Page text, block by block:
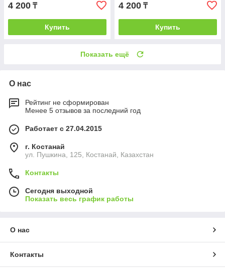
4 200 ₸
Купить
4 200 ₸
Купить
Показать ещё
О нас
Рейтинг не сформирован
Менее 5 отзывов за последний год
Работает с 27.04.2015
г. Костанай
ул. Пушкина, 125, Костанай, Казахстан
Контакты
Сегодня выходной
Показать весь график работы
О нас
Контакты